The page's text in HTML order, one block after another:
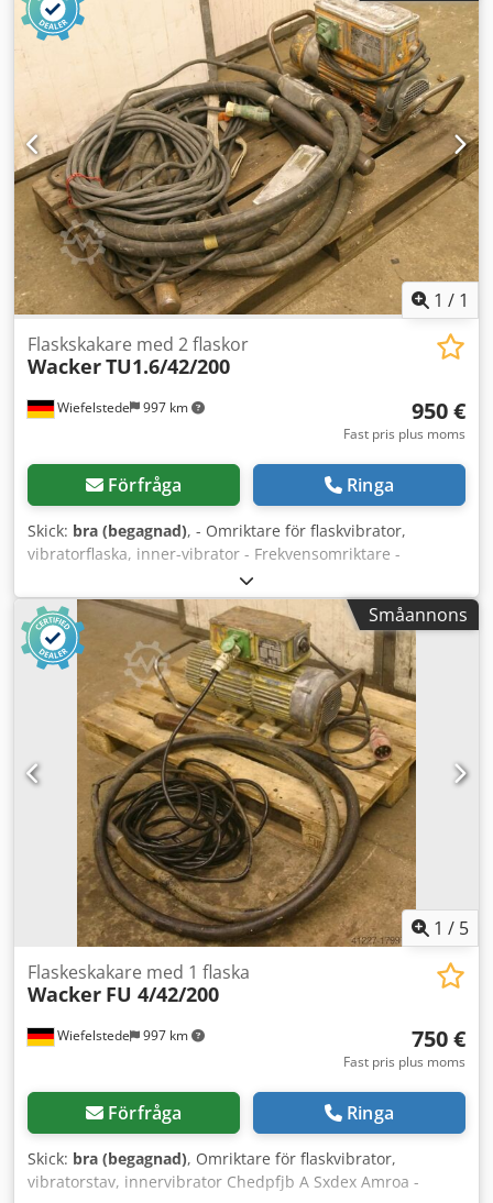
1 / 1
Wiefelstede 997 km
Flaskskakare med 2 flaskor
WackerTU1.6/42/200
950 €
Fast pris plus moms
Förfråga Ringa
Skick: bra (begagnad), - Omriktare för flaskvibrator,
vibratorflaska, inner-vibrator - Frekvensomriktare -
Vibratorflaskor: 2 st Codpfxob A Hg Ss Amrjha - Kabellängd:
6 m vardera - Vikt: 100 kg
Småannons
1 / 5
Wiefelstede 997 km
Flaskeskakare med 1 flaska
Wacker FU 4/42/200
750 €
Fast pris plus moms
Förfråga Ringa
Skick: bra (begagnad), Omriktare för flaskvibrator,
vibratorstav, innervibrator Chedpfjb A Sxdex Amroa -